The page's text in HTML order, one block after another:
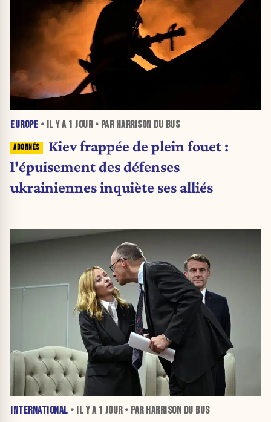
EUROPE • IL Y A 1 JOUR• PAR HARRISON DU BUS
Kiev frappée de plein fouet :
l'épuisement des défenses
ukrainiennes inquiète ses alliés
INTERNATIONAL • IL Y A 1 JOUR• PAR HARRISON DU BUS